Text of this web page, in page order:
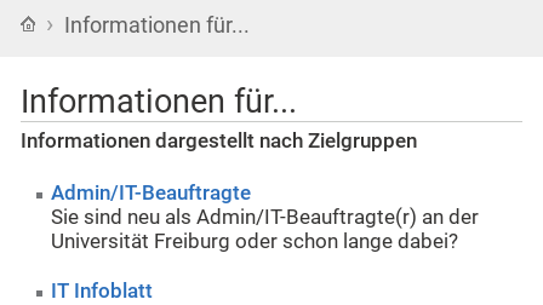
Startseite
› Informationen für...
Informationen für...
Informationen dargestellt nach Zielgruppen
Admin/IT-Beauftragte
Sie sind neu als Admin/IT-Beauftragte(r) an der
Universität Freiburg oder schon lange dabei?
IT Infoblatt